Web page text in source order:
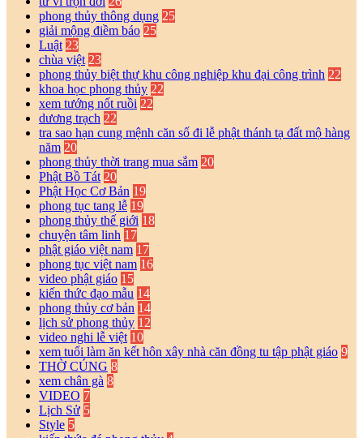
phong thủy thông dụng 25
giải mộng điềm báo 25
Luật 23
chùa việt 23
phong thủy biệt thự khu công nghiệp khu đại công trình 22
khoa học phong thủy 22
xem tướng nốt ruồi 22
dương trạch 22
tra sao hạn cung mệnh căn số đi lễ phật thánh tạ đất mộ hàng
năm 20
phong thủy thời trang mua sắm 20
Phật Bồ Tát 20
Phật Học Cơ Bản 19
phong tục tang lễ 19
phong thủy thế giới 18
chuyện tâm linh 17
phật giáo việt nam 17
phong tục việt nam 16
video phật giáo 15
kiến thức đạo mẫu 14
phong thủy cơ bản 14
lịch sử phong thủy 12
video nghi lễ việt 10
xem tuổi làm ăn kết hôn xây nhà căn đồng tu tập phật giáo 9
THỜ CÚNG 8
xem chân gà 8
VIDEO 7
Lịch Sử 5
Style 5